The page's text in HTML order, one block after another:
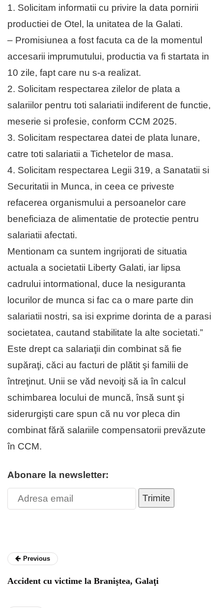
1. Solicitam informatii cu privire la data pornirii
productiei de Otel, la unitatea de la Galati.
– Promisiunea a fost facuta ca de la momentul
accesarii imprumutului, productia va fi startata in
10 zile, fapt care nu s-a realizat.
2. Solicitam respectarea zilelor de plata a
salariilor pentru toti salariatii indiferent de functie,
meserie si profesie, conform CCM 2025.
3. Solicitam respectarea datei de plata lunare,
catre toti salariatii a Tichetelor de masa.
4. Solicitam respectarea Legii 319, a Sanatatii si
Securitatii in Munca, in ceea ce priveste
refacerea organismului a persoanelor care
beneficiaza de alimentatie de protectie pentru
salariatii afectati.
Mentionam ca suntem ingrijorati de situatia
actuala a societatii Liberty Galati, iar lipsa
cadrului intormational, duce la nesiguranta
locurilor de munca si fac ca o mare parte din
salariatii nostri, sa isi exprime dorinta de a parasi
societatea, cautand stabilitate la alte societati.”
Este drept ca salariaţii din combinat să fie
supăraţi, căci au facturi de plătit şi familii de
întreţinut. Unii se văd nevoiţi să ia în calcul
schimbarea locului de muncă, însă sunt şi
siderurgişti care spun că nu vor pleca din
combinat fără salariile compensatorii prevăzute
în CCM.
Abonare la newsletter:
Trimite
Previous
Accident cu victime la Braniştea, Galaţi